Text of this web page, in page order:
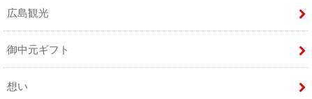
広島観光
御中元ギフト
想い